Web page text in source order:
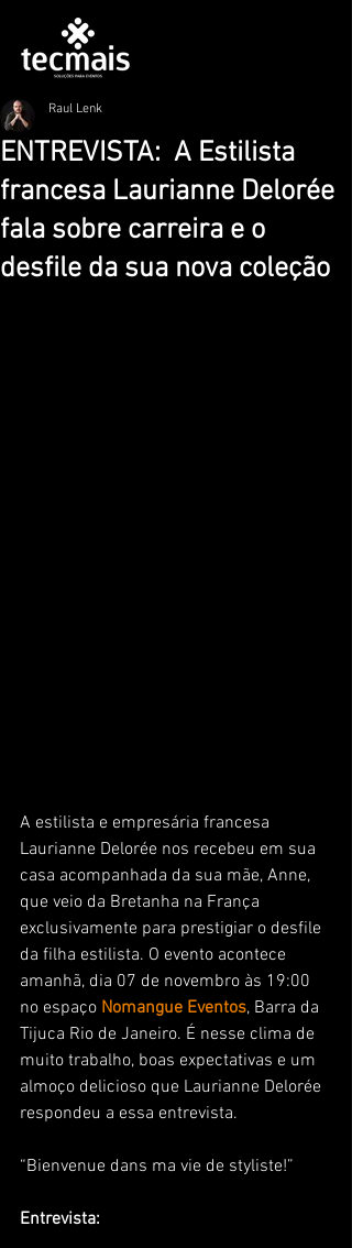
ENTREVISTA: A Estilista
francesa Laurianne Delorée
fala sobre carreira e o
desfile da sua nova coleção
Raul Lenk
A estilista e empresária francesa
Laurianne Delorée nos recebeu em sua
casa acompanhada da sua mãe, Anne,
que veio da Bretanha na França
exclusivamente para prestigiar o desfile
da filha estilista. O evento acontece
amanhã, dia 07 de novembro às 19:00
no espaço Nomangue Eventos, Barra da
Tijuca Rio de Janeiro. É nesse clima de
muito trabalho, boas expectativas e um
almoço delicioso que Laurianne Delorée
respondeu a essa entrevista.
“Bienvenue dans ma vie de styliste!”
Entrevista: